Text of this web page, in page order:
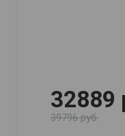
32889
39796 руб.